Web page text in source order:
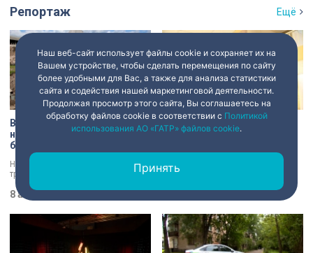
Репортаж Ещё
В Старой Ладоге археологи
нашли крест XI века и
боевой топор – главные
трофеи экспедиции
Находки, которые вызывают
трепет даже у специалистов!
Нательный крест возрастом более
тысячи лет и боевой топор – вот
главные трофеи археологической
экспедиции в Старой Ладоге в
8 августа 202621:07
Институту травматологии и
ортопедии имени Р.Р.
императорской лечебницы
до передового
Место, где ставят на ноги и
возвращают возможность
отмечает Институт травматологии
и ортопедии имени Р.Р. Вредена.
8 августа 202620:53
Наш веб-сайт использует файлы cookie и сохраняет их на
Вашем устройстве, чтобы сделать перемещения по сайту
более удобными для Вас, а также для анализа статистики
сайта и содействия нашей маркетинговой деятельности.
Продолжая просмотр этого сайта, Вы соглашаетесь на
обработку файлов cookie в соответствии с Политикой
использования АО «ГАТР» файлов cookie.
Принять